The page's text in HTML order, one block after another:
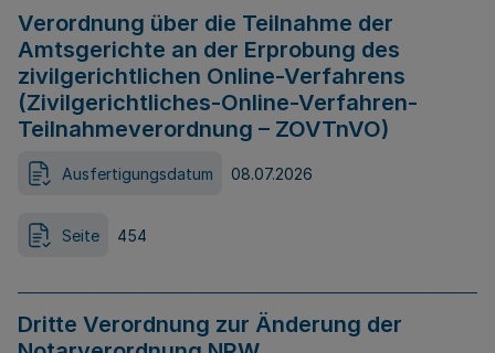
Verordnung über die Teilnahme der
Amtsgerichte an der Erprobung des
zivilgerichtlichen Online-Verfahrens
(Zivilgerichtliches-Online-Verfahren-
Teilnahmeverordnung – ZOVTnVO)
Ausfertigungsdatum 08.07.2026
Seite 454
Dritte Verordnung zur Änderung der